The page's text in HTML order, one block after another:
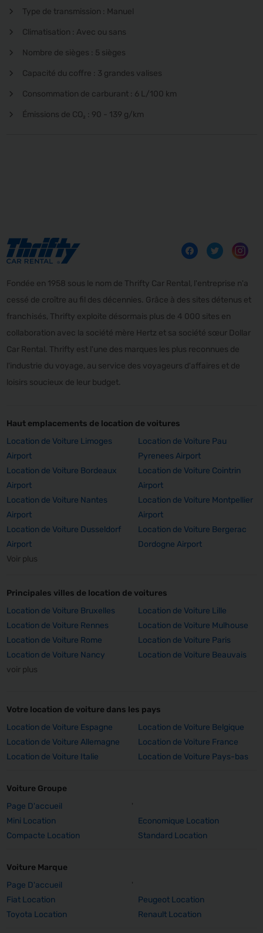
Type de transmission : Manuel
Climatisation : Avec ou sans
Nombre de sièges : 5 sièges
Capacité du coffre : 3 grandes valises
Consommation de carburant : 6 L/100 km
Émissions de CO₂ : 90 - 139 g/km
Fondée en 1958 sous le nom de Thrifty Car Rental, l'entreprise n'a
cessé de croître au fil des décennies. Grâce à des sites détenus et
franchisés, Thrifty exploite désormais plus de 4 000 sites en
collaboration avec la société mère Hertz et sa société sœur Dollar
Car Rental. Thrifty est l'une des marques les plus reconnues de
l'industrie du voyage, au service des voyageurs d'affaires et de
loisirs soucieux de leur budget.
Haut emplacements de location de voitures
Location de Voiture Limoges
Airport
Location de Voiture Pau
Pyrenees Airport
Location de Voiture Bordeaux
Airport
Location de Voiture Cointrin
Airport
Location de Voiture Nantes
Airport
Location de Voiture Montpellier
Airport
Location de Voiture Dusseldorf
Airport
Location de Voiture Bergerac
Dordogne Airport
Voir plus
Principales villes de location de voitures
Location de Voiture Bruxelles
Location de Voiture Lille
Location de Voiture Rennes
Location de Voiture Mulhouse
Location de Voiture Rome
Location de Voiture Paris
Location de Voiture Nancy
Location de Voiture Beauvais
voir plus
Votre location de voiture dans les pays
Location de Voiture Espagne
Location de Voiture Belgique
Location de Voiture Allemagne
Location de Voiture France
Location de Voiture Italie
Location de Voiture Pays-bas
Voiture Groupe
Page D'accueil
'
Mini Location
Economique Location
Compacte Location
Standard Location
Voiture Marque
Page D'accueil
'
Fiat Location
Peugeot Location
Toyota Location
Renault Location